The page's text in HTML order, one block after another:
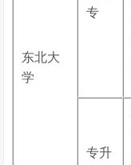
东北大
学
专
专升